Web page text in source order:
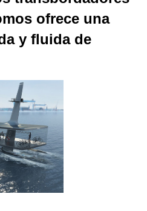
ofrece una
y fluida de